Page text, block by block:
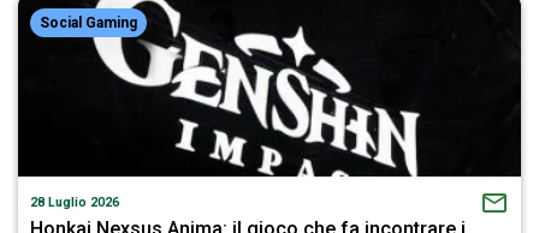
Social Gaming
28 Luglio 2026